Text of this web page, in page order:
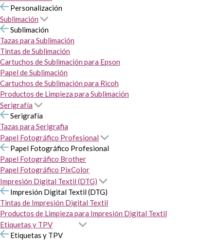
Personalización
Sublimación
Sublimación
Tazas para Sublimación
Tintas de Sublimación
Cartuchos de Sublimación para Epson
Papel de Sublimación
Cartuchos de Sublimación para Ricoh
Productos de Limpieza para Sublimación
Serigrafía
Serigrafía
Tazas para Serigrafia
Papel Fotográfico Profesional
Papel Fotográfico Profesional
Papel Fotográfico Brother
Papel Fotográfico PixColor
Impresión Digital Textil (DTG)
Impresión Digital Textil (DTG)
Tintas de Impresión Digital Textil
Productos de Limpieza para Impresión Digital Textil
Etiquetas y TPV
Etiquetas y TPV